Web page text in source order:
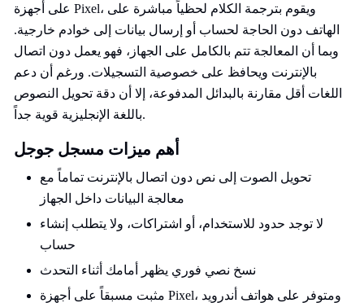
على أجهزة Pixel، ويقوم بترجمة الكلام لحظياً مباشرة على
الهاتف دون الحاجة لحساب أو إرسال بيانات إلى خوادم خارجية.
وبما أن المعالجة تتم بالكامل على الجهاز، فهو يعمل دون اتصال
بالإنترنت ويحافظ على خصوصية التسجيلات. ورغم أن دعم
اللغات أقل مقارنة بالبدائل المدفوعة، إلا أن دقة تحويل النصوص
باللغة الإنجليزية قوية جداً.
أهم ميزات مسجل جوجل
تحويل الصوت إلى نص دون اتصال بالإنترنت تماماً مع
معالجة البيانات داخل الجهاز
لا توجد حدود للاستخدام، أو اشتراكات، ولا يتطلب إنشاء
حساب
نسخ نصي فوري يظهر أمامك أثناء التحدث
مثبت مسبقاً على أجهزة Pixel، ومتوفر على هواتف أندرويد